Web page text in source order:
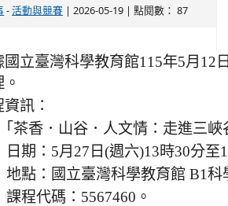
-活動與競賽 | 2026-05-19 | 點閱數： 87
國立臺灣科學教育館115年5月12
訊：
「茶香．山谷．人文情：走進三
日期：5月27日(週六)13時30分至
地點：國立臺灣科學教育館 B1科
課程代碼：5567460。